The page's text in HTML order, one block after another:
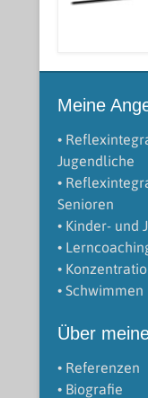
Meine
•
Jugendliche
•
Senioren
• Kinder- und
•
•
• Schwimmen
Über
• Referenzen
• Biografie